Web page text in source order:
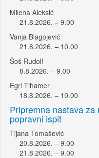
Milena Aleksić
21.8.2026. – 9.00
Vanja Blagojević
21.8.2026. – 10.00
Šoš Rudolf
8.8.2026. – 9.00
Egri Tihamer
18.8.2026. – 10.00
Pripremna nastava
popravni ispit
Tijana Tomašević
20.8.2026. – 9.00
21.8.2026. – 9.00